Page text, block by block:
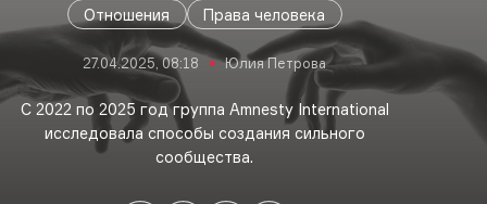
Отношения Права человека
27.04.2025, 08:18 Юлия Петрова
С 2022 по 2025 год группа Amnesty International
исследовала способы создания сильного
сообщества.